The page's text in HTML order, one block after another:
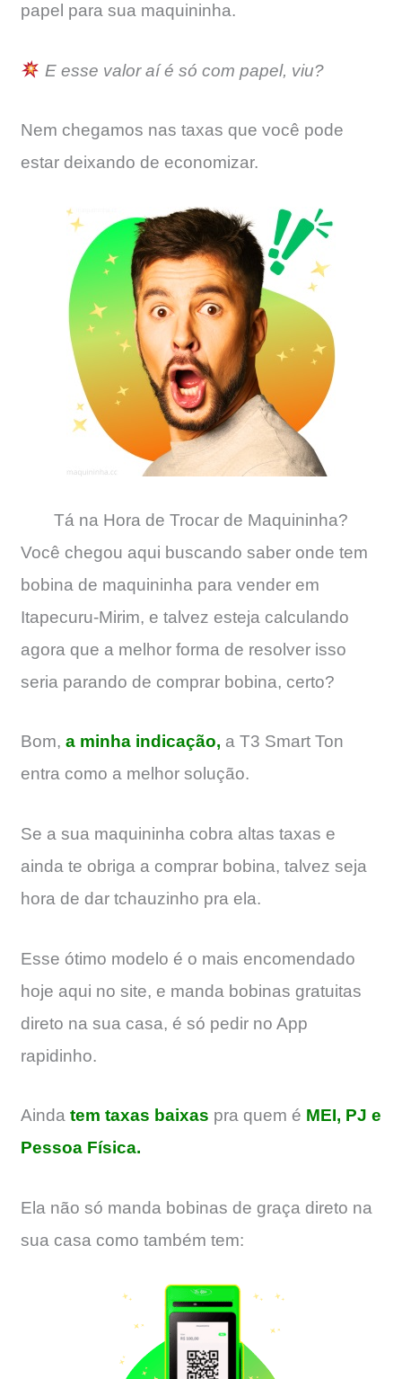
papel para sua maquininha.
E esse valor aí é só com papel, viu?
Nem chegamos nas taxas que você pode
estar deixando de economizar.
Tá na Hora de Trocar de Maquininha?
Você chegou aqui buscando saber onde tem
bobina de maquininha para vender em
Itapecuru-Mirim, e talvez esteja calculando
agora que a melhor forma de resolver isso
seria parando de comprar bobina, certo?
Bom, a minha indicação, a T3 Smart Ton
entra como a melhor solução.
Se a sua maquininha cobra altas taxas e
ainda te obriga a comprar bobina, talvez seja
hora de dar tchauzinho pra ela.
Esse ótimo modelo é o mais encomendado
hoje aqui no site, e manda bobinas gratuitas
direto na sua casa, é só pedir no App
rapidinho.
Ainda tem taxas baixas pra quem é MEI, PJ e
Pessoa Física.
Ela não só manda bobinas de graça direto na
sua casa como também tem: